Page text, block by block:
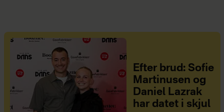
Efter brud: Sofie
Martinusen og
Daniel Lazrak
har datet i skjul